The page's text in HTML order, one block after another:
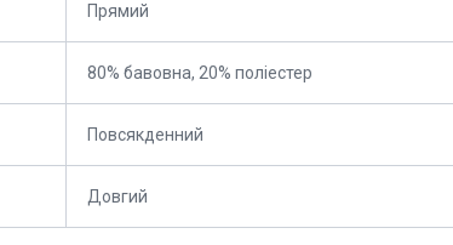
Прямий
80% бавовна, 20% поліестер
Повсякденний
Довгий